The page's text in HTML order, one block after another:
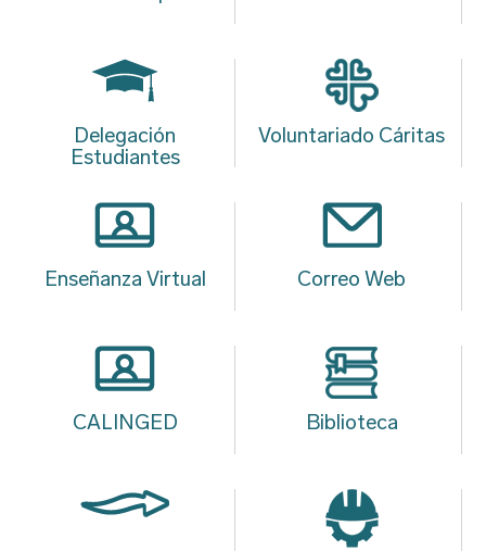
Delegación
Estudiantes
Voluntariado Cáritas
Enseñanza Virtual Correo Web
CALINGED Biblioteca